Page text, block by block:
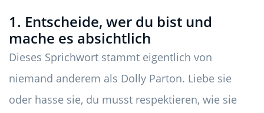
1. Entscheide, wer du bist und
mache es absichtlich
Dieses Sprichwort stammt eigentlich von
niemand anderem als Dolly Parton. Liebe sie
oder hasse sie, du musst respektieren, wie sie